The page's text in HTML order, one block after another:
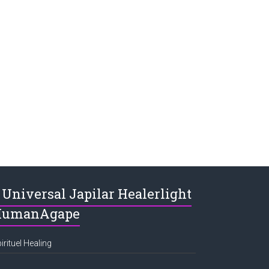
Universal Japilar Healerlight
Healing